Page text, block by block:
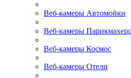
Веб-камеры Автомойки
Веб-камеры
Веб-камеры Космос
Веб-камеры Отели